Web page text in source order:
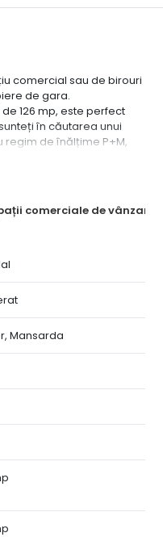
comerciale de vânzare
comercial sau de birouri
de gara.
126 mp, este perfect
în căutarea unui
regim de înălțime P+M,
de activitate.
de birou)
fața spațiului
comercial, de birouri
facilitățile orașului
Mansarda